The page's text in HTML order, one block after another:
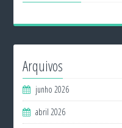
Arquivos
junho 2026
abril 2026